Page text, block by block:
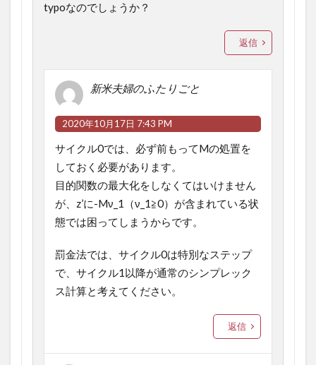
typoなのでしょうか？
返信
新米夫婦のふたりごと
2020年10月17日 7:43 PM
サイクル0では、必ず前もってMの処置を
しておく必要があります。
目的関数の最大化をしなくてはいけません
が、z’に-Mν_1（ν_1≧0）が含まれている状
態では困ってしまうからです。
罰金法では、サイクル0は特別なステップ
で、サイクル1以降が通常のシンプレック
ス計算と考えてください。
返信